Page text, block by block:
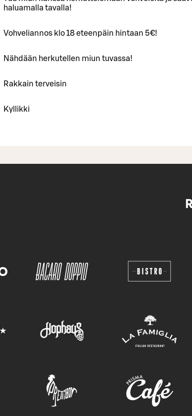
haluamalla tavalla!
Vohveliannos klo 18 eteenpäin hintaan 5€!
Nähdään herkutellen miun tuvassa!
Rakkain terveisin
Kyllikki